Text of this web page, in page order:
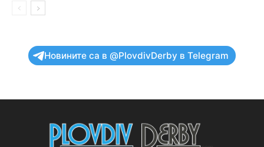
Новините са в @PlovdivDerby в Telegram